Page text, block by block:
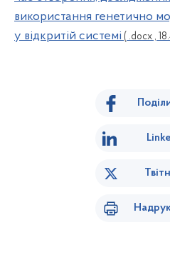
використання генетично
у відкритій системі ( .docx ,